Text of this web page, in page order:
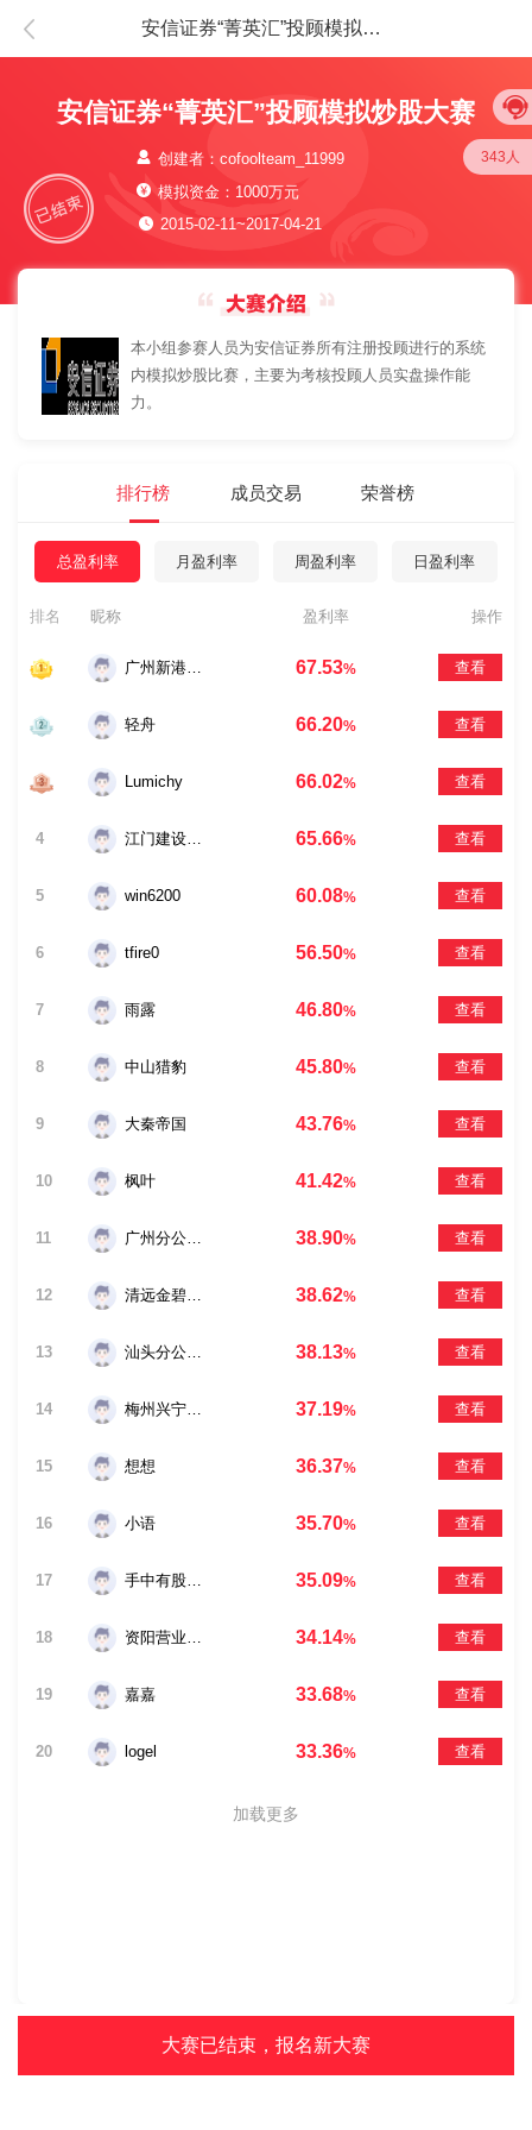
安信证券“菁英汇”投顾模拟炒股大赛
安信证券“菁英汇”投顾模拟炒股大赛
创建者：cofoolteam_11999
模拟资金：1000万元
2015-02-11~2017-04-21
343人
本小组参赛人员为安信证券所有注册投顾进行的系统
内模拟炒股比赛，主要为考核投顾人员实盘操作能
力。
排行榜 成员交易 荣誉榜
总盈利率 月盈利率 周盈利率 日盈利率
排名 昵称 盈利率 操作
广州新港西刘汉波 67.53% 查看
轻舟 66.20% 查看
Lumichy 66.02% 查看
4 江门建设二路方光照 65.66% 查看
5 win6200 60.08% 查看
6 tfire0 56.50% 查看
7 雨露 46.80% 查看
8 中山猎豹 45.80% 查看
9 大秦帝国 43.76% 查看
10 枫叶 41.42% 查看
11 广州分公司林健滔 38.90% 查看
12 清远金碧路杨伟强 38.62% 查看
13 汕头分公司陈南鹏 38.13% 查看
14 梅州兴宁刘志杰 37.19% 查看
15 想想 36.37% 查看
16 小语 35.70% 查看
17 手中有股心中无 35.09% 查看
18 资阳营业部吴坤海 34.14% 查看
19 嘉嘉 33.68% 查看
20 logel 33.36% 查看
加载更多
大赛已结束，报名新大赛